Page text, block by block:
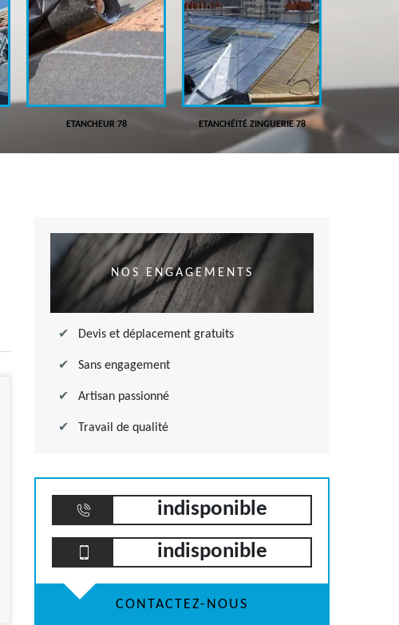
ETANCHEUR 78 ETANCHÉITÉ ZINGUERIE 78
NOS ENGAGEMENTS
Devis et déplacement gratuits
Sans engagement
Artisan passionné
Travail de qualité
indisponible
indisponible
CONTACTEZ-NOUS